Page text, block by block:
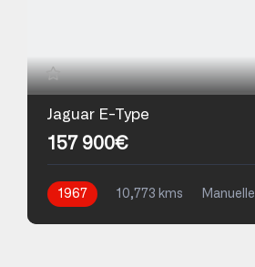
Jaguar E-Type
157 900€
1967 10,773 kms Manuelle